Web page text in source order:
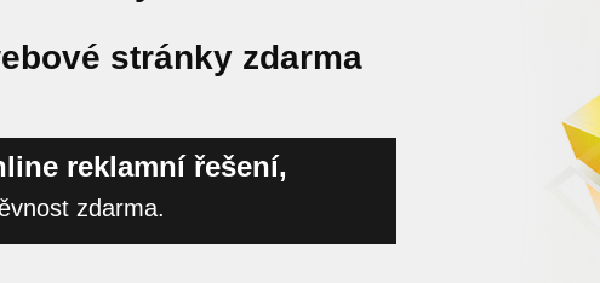
stránky zdarma
reklamní řešení,
zdarma.